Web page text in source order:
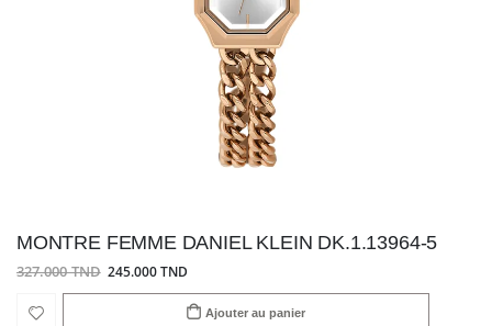
MONTRE FEMME DANIEL KLEIN DK.1.13964-5
327.000 TND 245.000 TND
Ajouter au panier